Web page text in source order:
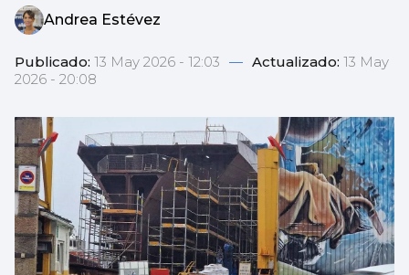
Andrea Estévez
Publicado: 13 May 2026 - 12:03 — Actualizado: 13 May
2026 - 20:08